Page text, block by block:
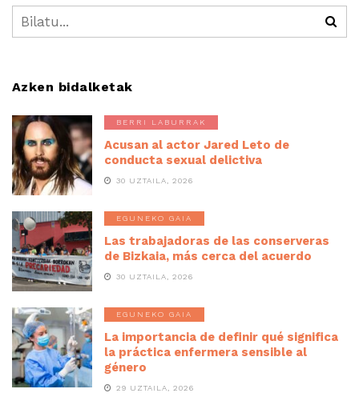
Azken bidalketak
BERRI LABURRAK
Acusan al actor Jared Leto de
conducta sexual delictiva
30 UZTAILA, 2026
EGUNEKO GAIA
Las trabajadoras de las conserveras
de Bizkaia, más cerca del acuerdo
30 UZTAILA, 2026
EGUNEKO GAIA
La importancia de definir qué significa
la práctica enfermera sensible al
género
29 UZTAILA, 2026